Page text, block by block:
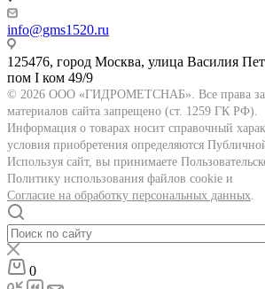
info@gms1520.ru
125476, город Москва, улица Василия
пом I ком 49/9
© 2026 ООО «ГИДРОМЕТСНАБ». Все права
материалов сайта запрещено (ст. 1259 ГК РФ).
Информация о товарах носит справочный
условия приобретения определяются
Используя сайт, вы принимаете
Политику использования файлов cookie и
Согласие на обработку персональных данных
0